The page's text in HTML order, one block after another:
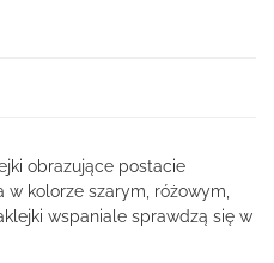
obrazujące postacie
kolorze szarym, różowym,
wspaniale sprawdzą się w